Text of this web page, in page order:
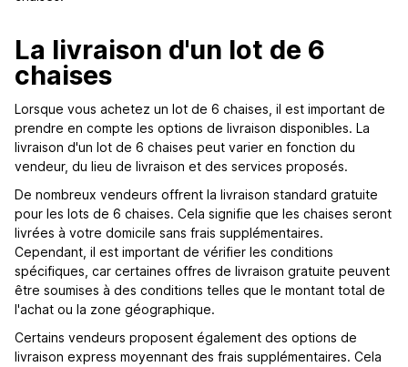
La livraison d'un lot de 6
chaises
Lorsque vous achetez un lot de 6 chaises, il est important de
prendre en compte les options de livraison disponibles. La
livraison d'un lot de 6 chaises peut varier en fonction du
vendeur, du lieu de livraison et des services proposés.
De nombreux vendeurs offrent la livraison standard gratuite
pour les lots de 6 chaises. Cela signifie que les chaises seront
livrées à votre domicile sans frais supplémentaires.
Cependant, il est important de vérifier les conditions
spécifiques, car certaines offres de livraison gratuite peuvent
être soumises à des conditions telles que le montant total de
l'achat ou la zone géographique.
Certains vendeurs proposent également des options de
livraison express moyennant des frais supplémentaires. Cela